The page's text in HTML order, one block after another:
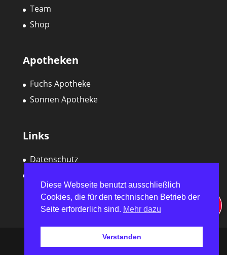
Team
Shop
Apotheken
Fuchs Apotheke
Sonnen Apotheke
Links
Datenschutz
Diese Webseite benutzt ausschließlich
Cookies, die für den technischen Betrieb der
Seite erforderlich sind. Mehr dazu
Verstanden